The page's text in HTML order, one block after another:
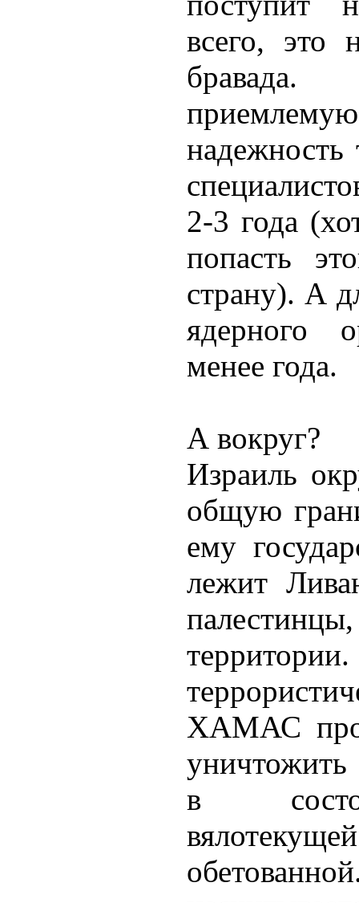
всего, это
2-3 года
попасть
страну). А
ядерного
менее года.
А вокруг?
Израиль
общую
ему
лежит
ХАМАС
в